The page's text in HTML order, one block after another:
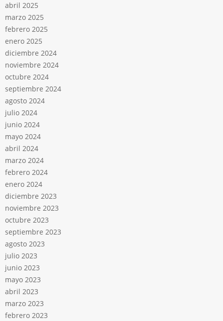
abril 2025
marzo 2025
febrero 2025
enero 2025
diciembre 2024
noviembre 2024
octubre 2024
septiembre 2024
agosto 2024
julio 2024
junio 2024
mayo 2024
abril 2024
marzo 2024
febrero 2024
enero 2024
diciembre 2023
noviembre 2023
octubre 2023
septiembre 2023
agosto 2023
julio 2023
junio 2023
mayo 2023
abril 2023
marzo 2023
febrero 2023